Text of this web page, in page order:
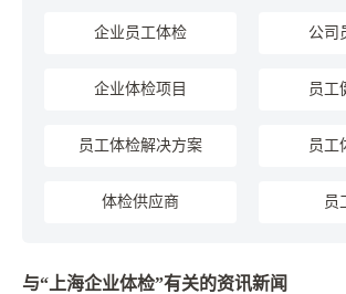
企业员工体检 公司
企业体检项目 员工
员工体检解决方案 员工
体检供应商 员
与“上海企业体检”有关的资讯新闻